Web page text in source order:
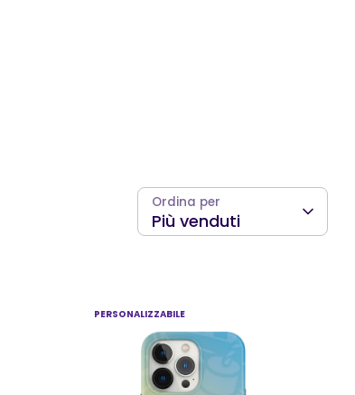
Ordina per
Più venduti
PERSONALIZZABILE